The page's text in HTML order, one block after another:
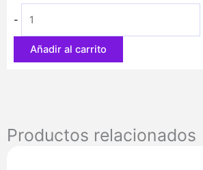
-
Añadir al carrito
Productos relacionados